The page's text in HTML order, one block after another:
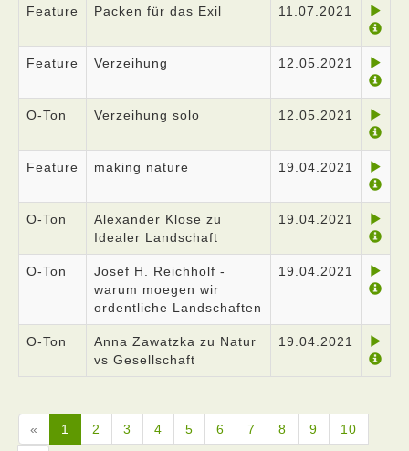
Feature Packen für das Exil 11.07.2021
Feature Verzeihung 12.05.2021
O-Ton Verzeihung solo 12.05.2021
Feature making nature 19.04.2021
O-Ton
Alexander Klose zu
Idealer Landschaft
19.04.2021
O-Ton
Josef H. Reichholf -
warum moegen wir
ordentliche Landschaften
19.04.2021
O-Ton
Anna Zawatzka zu Natur
vs Gesellschaft
19.04.2021
« 1 2 3 4 5 6 7 8 9 10